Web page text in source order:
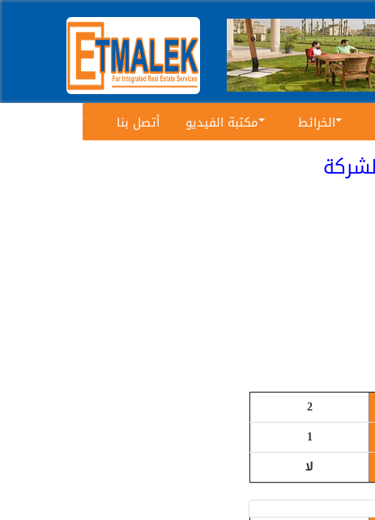
الخرائط مكتبة الفيديو أتصل بنا
2
1
لا